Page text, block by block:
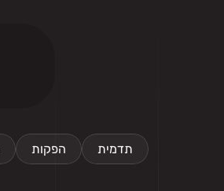
הפקות תדמית